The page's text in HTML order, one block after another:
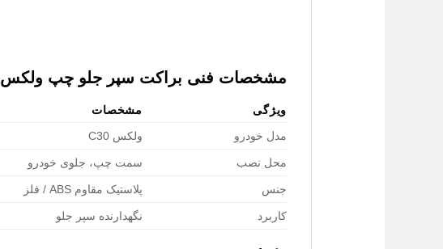
مشخصات فنی براکت سپر جلو چپ ولکس C30
ویژگی مشخصات
مدل خودرو
ولکس C30
محل نصب سمت چپ، جلوی خودرو
جنس پلاستیک مقاوم ABS / فلز
کاربرد نگهدارنده سپر جلو